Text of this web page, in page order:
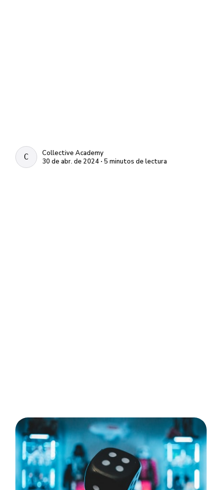
COLLECTIVE ACADEMY
Collective Academy
30 de abr. de 2024 ∙ 5 minutos de lectura